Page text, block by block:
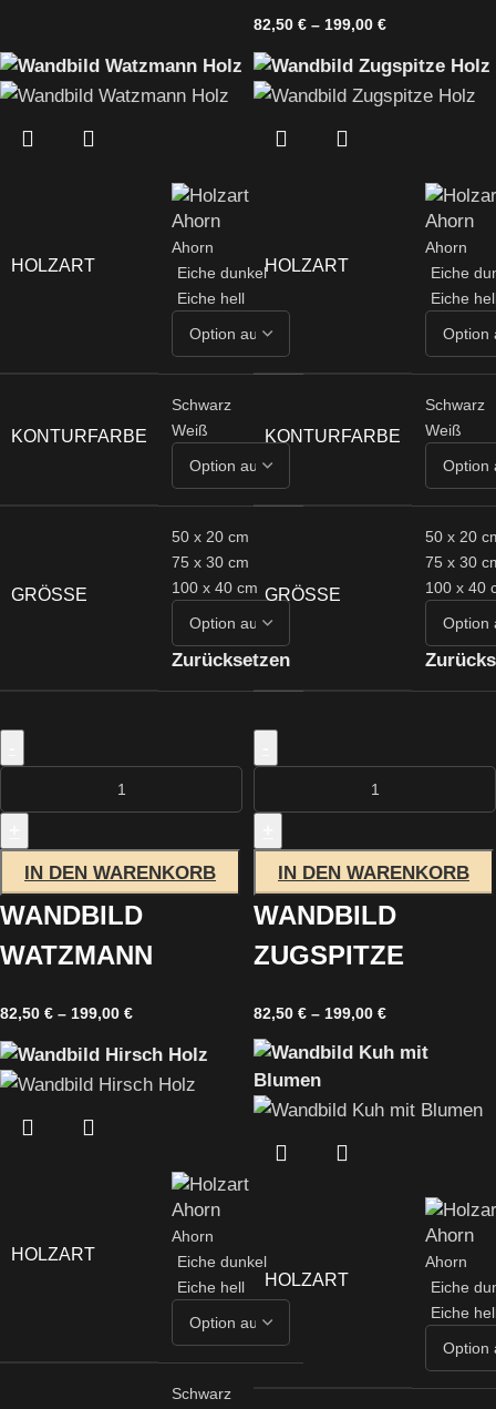
82,50 € – 199,00 €
HOLZART
Ahorn
Eiche dunkel
Eiche hell
KONTURFARBE
Schwarz
Weiß
GRÖSSE
50 x 20 cm
75 x 30 cm
100 x 40 cm
Zurücksetzen
IN DEN WARENKORB
WANDBILD
WATZMANN
82,50 € – 199,00 €
HOLZART
Ahorn
Eiche
Eiche
KONTURFARBE
Schwarz
Weiß
GRÖSSE
50 x 20
75 x 30
100 x 40
IN DEN WARENKORB
WANDBILD
ZUGSPITZE
82,50 € – 199,00 €
HOLZART
Ahorn
Eiche dunkel
Eiche hell
Schwarz
HOLZART
Ahorn
Eiche
Eiche